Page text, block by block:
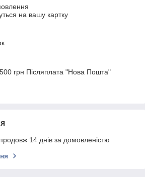
на вашу картку
грн Післяплата "Нова Пошта"
14 днів за домовленістю